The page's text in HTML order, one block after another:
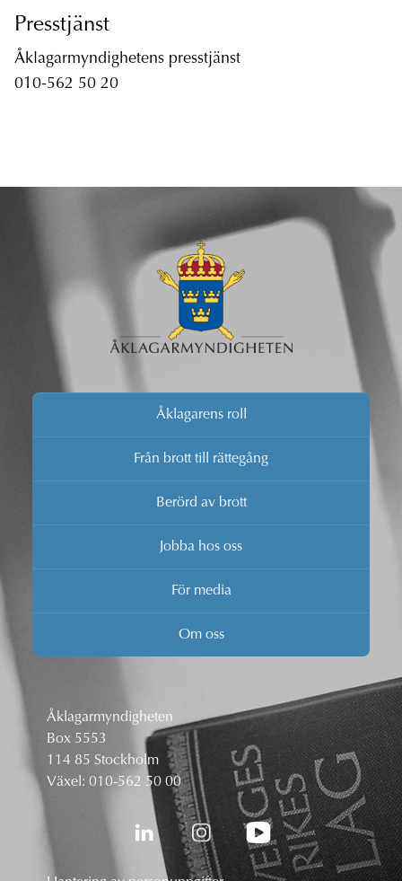
Presstjänst
Åklagarmyndighetens presstjänst
010-562 50 20
Åklagarens roll
Från brott till rättegång
Berörd av brott
Jobba hos oss
För media
Om oss
Åklagarmyndigheten
Box 5553
114 85 Stockholm
Växel: 010-562 50 00